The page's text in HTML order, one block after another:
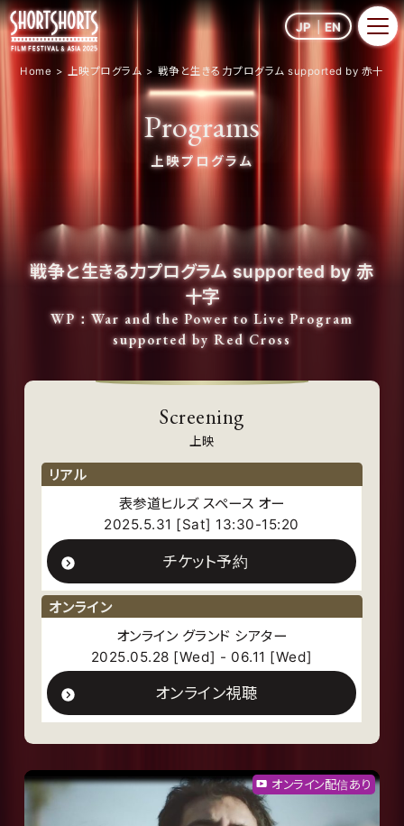
JP EN
Home 上映プログラム 戦争と生きる力プログラム supported by 赤十字
Programs
上映プログラム
戦争と生きる力プログラム supported by 赤
十字
WP：War and the Power to Live Program
supported by Red Cross
Screening
上映
リアル
表参道ヒルズ スペース オー
2025.5.31 [Sat] 13:30-15:20
チケット予約
オンライン
オンライン グランド シアター
2025.05.28 [Wed] - 06.11 [Wed]
オンライン視聴
オンライン配信あり